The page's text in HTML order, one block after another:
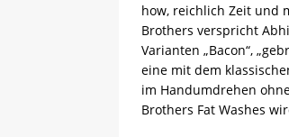
how, reichlich Zeit und
Brothers verspricht
Varianten „Bacon“,
eine mit dem
im Handumdrehen
Brothers Fat Washes